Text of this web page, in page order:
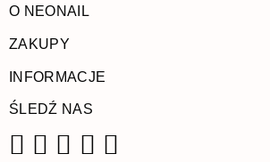
O NEONAIL
ZAKUPY
INFORMACJE
ŚLEDŹ NAS